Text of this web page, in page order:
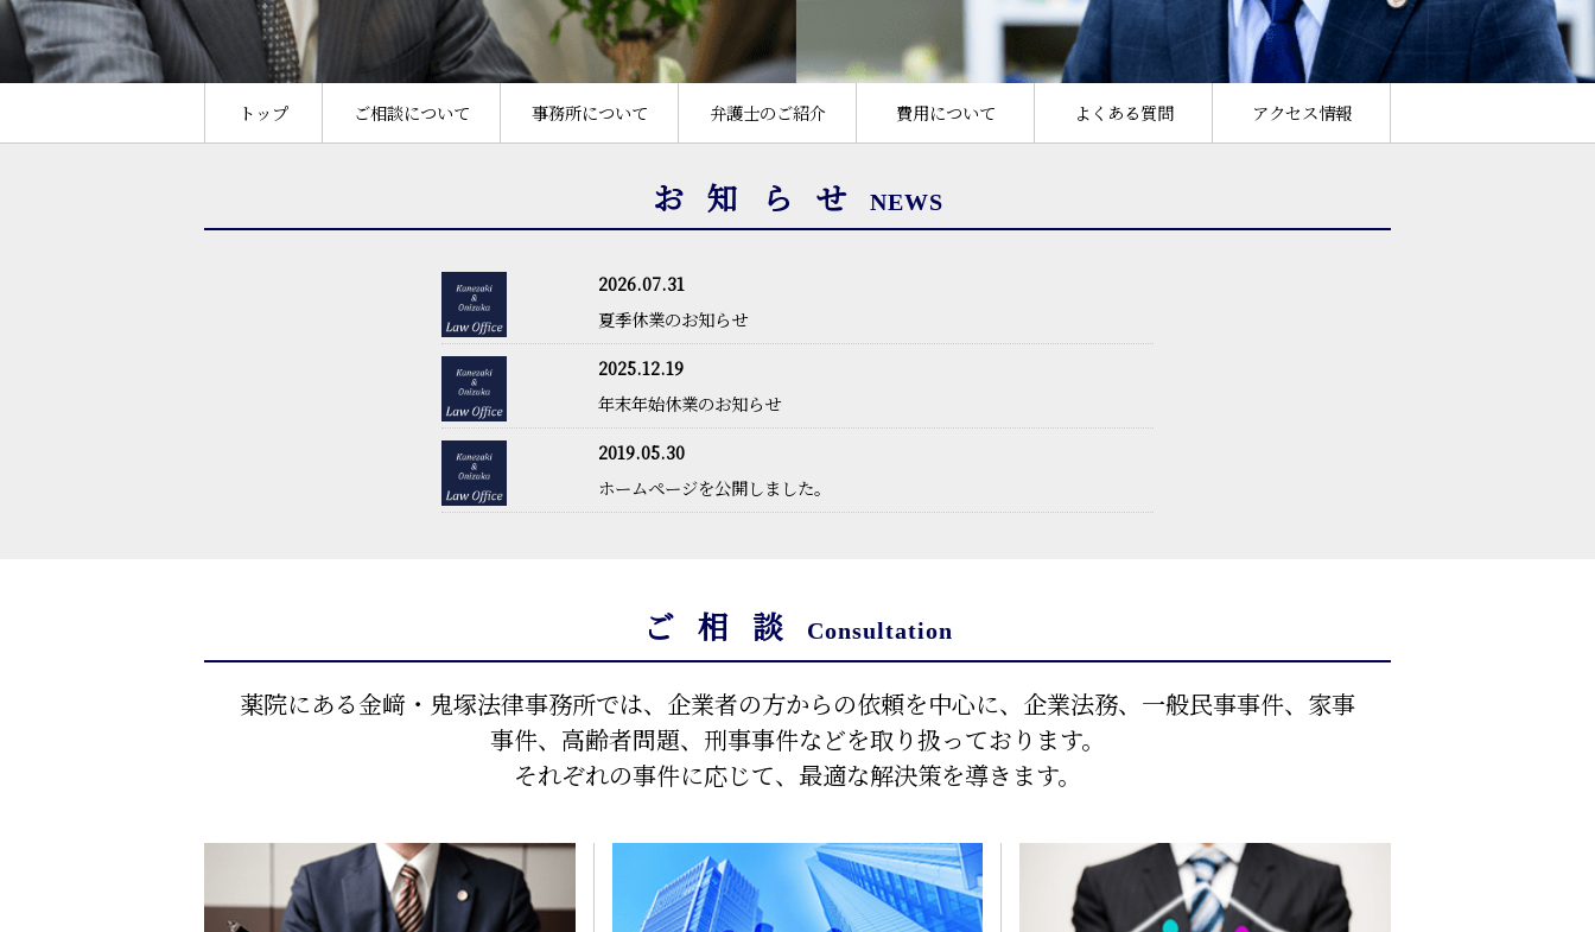
トップ ご相談について 事務所について 弁護士のご紹介 費用について よくある質問 アクセス情報
お知らせ NEWS
2026.07.31
夏季休業のお知らせ
2025.12.19
年末年始休業のお知らせ
2019.05.30
ホームページを公開しました。
ご相談 Consultation
薬院にある金﨑・鬼塚法律事務所では、企業者の方からの依頼を中心に、 企業法務、一般民事事件、家事
事件、高齢者問題、刑事事件などを取り扱っております。
それぞれの事件に応じて、最適な解決策を導きます。